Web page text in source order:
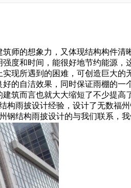
师的想象力，又体现结构构件清
度和时间，能很好地节约能源，
现所遇到的困难，可创造巨大的
的自洁效果，同时保证雨棚的一
筑而言也就大大缩短了不少提高
构雨披设计经验，设计了无数福州
钢结构雨披设计的与我们联系，我